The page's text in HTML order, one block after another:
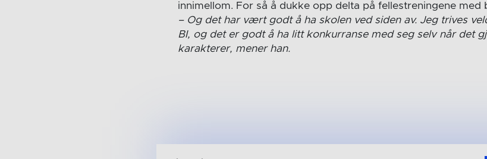
innimellom. For så å dukke opp delta på fellestreningene med
– Og det har vært godt å ha skolen ved siden av. Jeg trives
BI, og det er godt å ha litt konkurranse med seg selv når det
karakterer, mener han.